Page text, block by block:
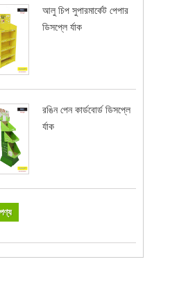
আলু চিপ সুপারমার্কেট পেপার
ডিসপ্লে র্যাক
রঙিন পেন কার্ডবোর্ড ডিসপ্লে
র্যাক